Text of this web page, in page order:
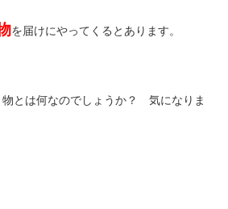
を届けにやってくるとあります。
物とは何なのでしょうか？ 気になりま